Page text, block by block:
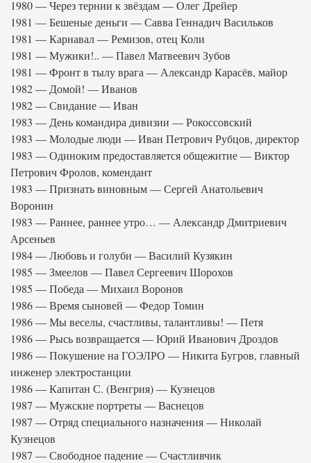
1980 — Через тернии к звёздам — Олег Дрейер
1981 — Бешеные деньги — Савва Геннадич Васильков
1981 — Карнавал — Ремизов, отец Коли
1981 — Мужики!.. — Павел Матвеевич Зубов
1981 — Фронт в тылу врага — Александр Карасёв, майор
1982 — Домой! — Иванов
1982 — Свидание — Иван
1983 — День командира дивизии — Рокоссовский
1983 — Молодые люди — Иван Петрович Рубцов, директор
1983 — Одиноким предоставляется общежитие — Виктор
Петрович Фролов, комендант
1983 — Признать виновным — Сергей Анатольевич
Воронин
1983 — Раннее, раннее утро… — Александр Дмитриевич
Арсеньев
1984 — Любовь и голуби — Василий Кузякин
1985 — Змеелов — Павел Сергеевич Шорохов
1985 — Победа — Михаил Воронов
1986 — Время сыновей — Федор Томин
1986 — Мы веселы, счастливы, талантливы! — Петя
1986 — Рысь возвращается — Юрий Иванович Дроздов
1986 — Покушение на ГОЭЛРО — Никита Бугров, главный
инженер электростанции
1986 — Капитан С. (Венгрия) — Кузнецов
1987 — Мужские портреты — Васнецов
1987 — Отряд специального назначения — Николай
Кузнецов
1987 — Свободное падение — Счастливчик